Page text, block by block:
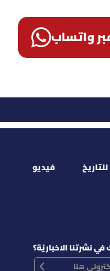
واتساب
للتاريخ فيديو
نشرتنا الاخباريّة؟